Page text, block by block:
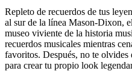
Repleto de recuerdos de tus
al sur de la línea Mason-Dixon,
museo viviente de la historia
recuerdos musicales mientras
favoritos. Después, no te
para crear tu propio look